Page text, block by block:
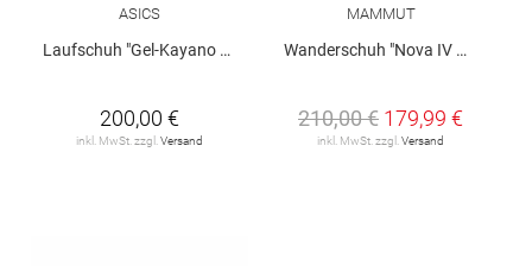
ASICS
Laufschuh "Gel-Kayano 33 W"
200,00 €
inkl. MwSt. zzgl. Versand
MAMMUT
Wanderschuh "Nova IV Mid GTX W"
210,00 € 179,99 €
inkl. MwSt. zzgl. Versand